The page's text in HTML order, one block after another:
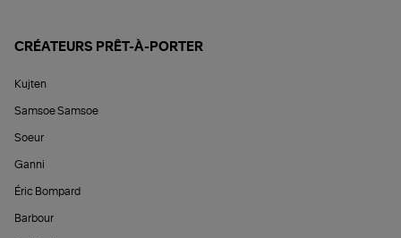
CRÉATEURS PRÊT-À-PORTER
Kujten
Samsoe Samsoe
Soeur
Ganni
Éric Bompard
Barbour